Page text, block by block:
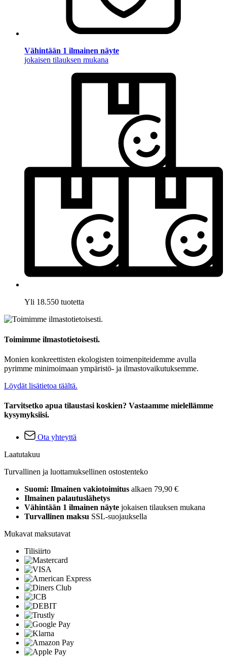
Vähintään 1 ilmainen näyte
jokaisen tilauksen mukana
Yli 18.550 tuotetta
Toimimme ilmastotietoisesti.
Monien konkreettisten ekologisten toimenpiteidemme avulla
pyrimme minimoimaan ympäristö- ja ilmastovaikutuksemme.
Löydät lisätietoa täältä.
Tarvitsetko apua tilaustasi koskien? Vastaamme mielellämme
kysymyksiisi.
Ota yhteyttä
Laatutakuu
Turvallinen ja luottamuksellinen ostostenteko
Suomi: Ilmainen vakiotoimitus alkaen 79,90 €
Ilmainen palautuslähetys
Vähintään 1 ilmainen näyte jokaisen tilauksen mukana
Turvallinen maksu SSL-suojauksella
Mukavat maksutavat
Tilisiirto